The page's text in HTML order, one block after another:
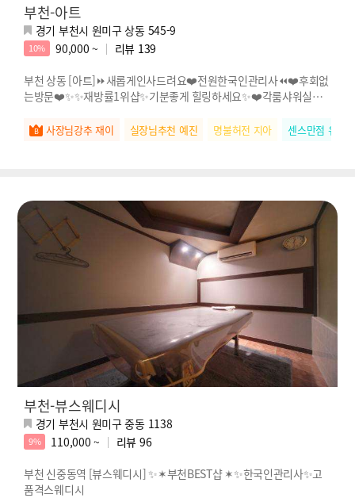
부천-아트
경기 부천시 원미구 상동 545-9
10% 90,000 ~ 리뷰 139
부천 상동 [아트]⏩새롭게인사드려요❤️전원한국인관리사⏪❤️후회없
는방문❤️✨✨재방률1위샵✨기분좋게 힐링하세요✨❤️각룸샤워실❤️
사장님강추 재이 실장님추천 예진 명불허전 지아 센스만점 유진
부천-뷰스웨디시
경기 부천시 원미구 중동 1138
9% 110,000 ~ 리뷰 96
부천 신중동역 [뷰스웨디시] ✨✶부천BEST샵 ✶✨한국인관리사✨고
품격스웨디시